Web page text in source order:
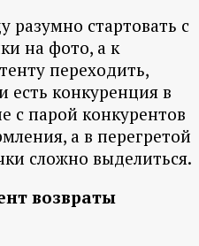
стартовать с
на фото, а к
переходить,
есть конкуренция в
с парой конкурентов
а в перегретой
сложно выделиться.
возвраты